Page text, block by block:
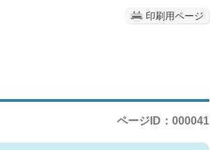
印刷用ページ
ページID：000041